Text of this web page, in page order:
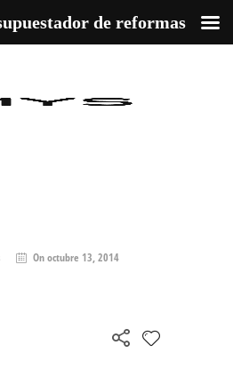
On octubre 13, 2014
de reformas